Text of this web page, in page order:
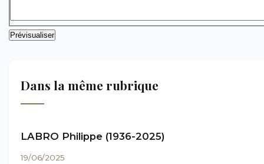
Dans la même rubrique
LABRO Philippe (1936-2025)
19/06/2025